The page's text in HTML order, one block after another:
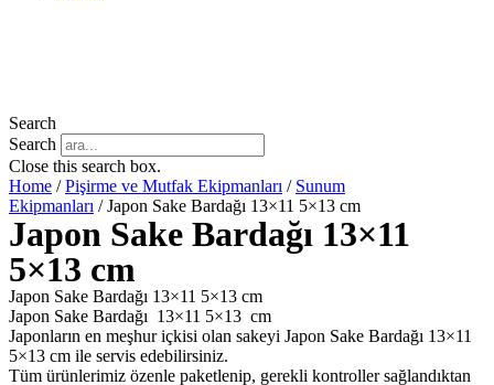
Search
Search
Close this search box.
Home /Pişirme ve Mutfak Ekipmanları / Sunum
Ekipmanları / Japon Sake Bardağı 13×11 5×13 cm
Japon Sake Bardağı 13×11
5×13 cm
Japon Sake Bardağı 13×11 5×13 cm
Japon Sake Bardağı 13×11 5×13 cm
Japonların en meşhur içkisi olan sakeyi Japon Sake Bardağı 13×11
5×13 cm ile servis edebilirsiniz.
Tüm ürünlerimiz özenle paketlenip, gerekli kontroller sağlandıktan